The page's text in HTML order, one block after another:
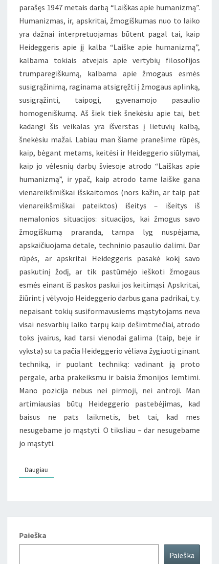
parašęs 1947 metais darbą “Laiškas apie humanizmą”.
Humanizmas, ir, apskritai, žmogiškumas nuo to laiko
yra dažnai interpretuojamas būtent pagal tai, kaip
Heideggeris apie jį kalba “Laiške apie humanizmą”,
kalbama tokiais atvejais apie vertybių filosofijos
trumparegiškumą, kalbama apie žmogaus esmės
susigrąžinimą, raginama atsigręžti į žmogaus aplinką,
susigrąžinti, taipogi, gyvenamojo pasaulio
homogeniškumą. Aš šiek tiek šnekėsiu apie tai, bet
kadangi šis veikalas yra išverstas į lietuvių kalbą,
šnekėsiu mažai. Labiau man šiame pranešime rūpės,
kaip, bėgant metams, keitėsi ir Heideggerio siūlymai,
kaip jo vėlesnių darbų šviesoje atrodo “Laiškas apie
humanizmą”, ir ypač, kaip atrodo tame laiške gana
vienareikšmiškai išskaitomos (nors kažin, ar taip pat
vienareikšmiškai pateiktos) išeitys – išeitys iš
nemalonios situacijos: situacijos, kai žmogus savo
žmogiškumą praranda, tampa lyg nuspėjama,
apskaičiuojama detale, techninio pasaulio dalimi. Dar
rūpės, ar apskritai Heideggeris pasakė kokį savo
paskutinį žodį, ar tik pastūmėjo ieškoti žmogaus
esmės einant iš paskos paskui jos keitimąsi. Apskritai,
žiūrint į vėlyvojo Heideggerio darbus gana padrikai, t.y.
nepaisant tokių susiformavusiems mąstytojams neva
visai nesvarbių laiko tarpų kaip dešimtmečiai, atrodo
toks įvairus, kad tarsi vienodai galima (taip, beje ir
vyksta) su ta pačia Heideggerio vėliava žygiuoti ginant
techniką, ir puolant techniką: vadinant ją proto
pergale, arba prakeiksmu ir baisia žmonijos lemtimi.
Mano pozicija nebus nei pirmoji, nei antroji. Man
artimiausias būtų Heideggerio pastebėjimas, kad
baisus ne pats laikmetis, bet tai, kad mes
nesugebame jo mąstyti. O tiksliau – dar nesugebame
jo mąstyti.
Daugiau
Paieška
Paieška